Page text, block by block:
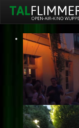
Home
Programm
Service
Ticketinfos
Ort
Anreise